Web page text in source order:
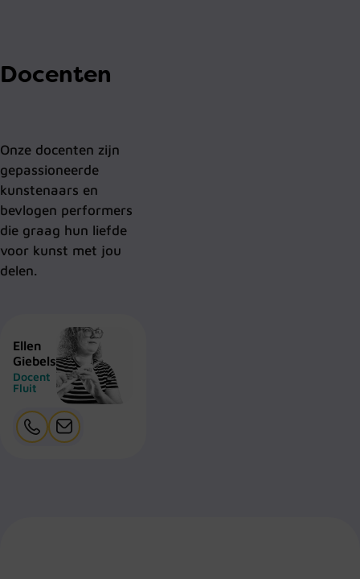
Docenten
Onze docenten zijn
gepassioneerde
kunstenaars en
bevlogen performers
die graag hun liefde
voor kunst met jou
delen.
Ellen
Giebels
Docent
Fluit